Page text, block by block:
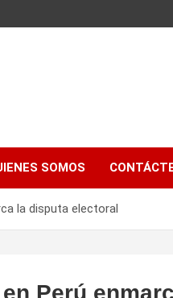
SOMOS
la disputa electoral
Perú